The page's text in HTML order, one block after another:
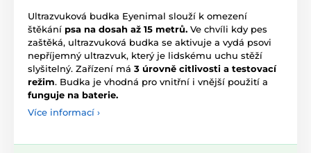
Ultrazvuková budka Eyenimal slouží k omezení
štěkání psa na dosah až 15 metrů. Ve chvíli kdy pes
zaštěká, ultrazvuková budka se aktivuje a vydá psovi
nepříjemný ultrazvuk, který je lidskému uchu stěží
slyšitelný. Zařízení má 3 úrovně citlivosti a testovací
režim. Budka je vhodná pro vnitřní i vnější použití a
funguje na baterie.
Více informací ›